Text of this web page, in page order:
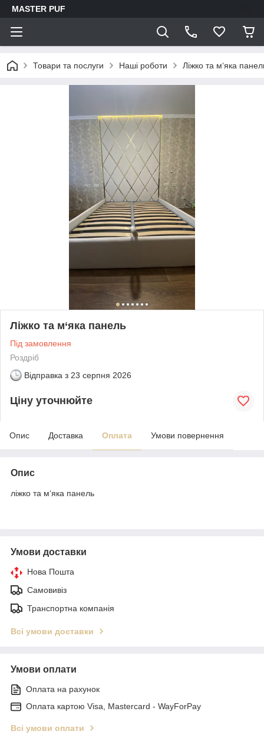
MASTER PUF
Товари та послуги Наші роботи Ліжко та м‘яка
Ліжко та м‘яка панель
Під замовлення
Роздріб
Відправка з 23 серпня 2026
Ціну уточнюйте
Опис Доставка Оплата Умови повернення
Опис
ліжко та м‘яка панель
Умови доставки
Нова Пошта
Самовивіз
Транспортна компанія
Всі умови доставки
Умови оплати
Оплата на рахунок
Оплата картою Visa, Mastercard - WayForPay
Всі умови оплати